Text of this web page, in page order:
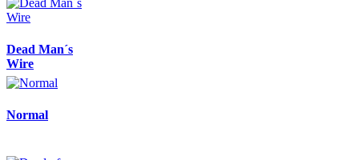
Dead Man´s
Wire
Normal